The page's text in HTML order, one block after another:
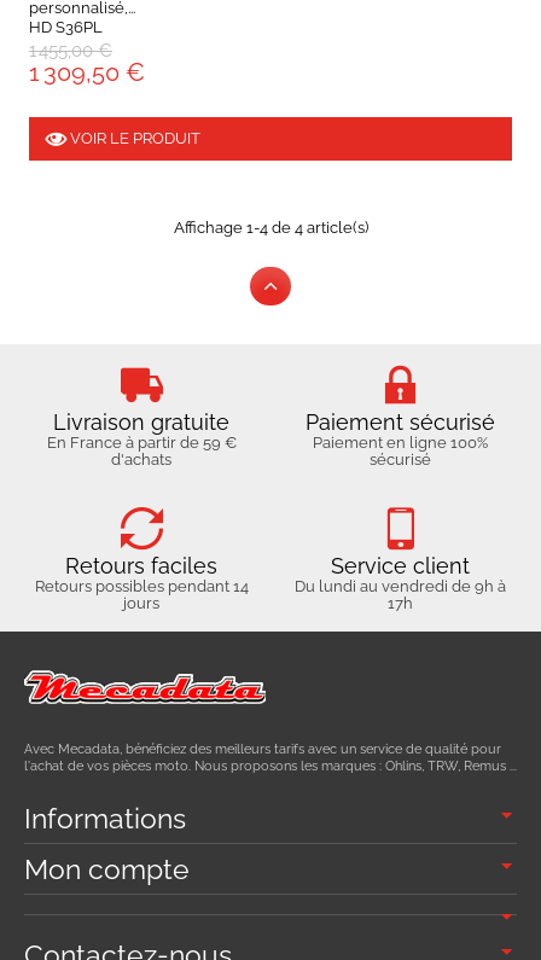
personnalisé,...
HD S36PL
1 455,00 €
1 309,50 €
VOIR LE PRODUIT
Affichage 1-4 de 4 article(s)
Livraison gratuite
En France à partir de 59 €
d'achats
Paiement sécurisé
Paiement en ligne 100%
sécurisé
Retours faciles
Retours possibles pendant 14
jours
Service client
Du lundi au vendredi de 9h à
17h
Avec Mecadata, bénéficiez des meilleurs tarifs avec un service de qualité pour
l'achat de vos pièces moto. Nous proposons les marques : Ohlins, TRW, Remus ...
Informations
Mon compte